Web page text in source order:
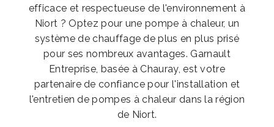
efficace et respectueuse de l'environnement à
Niort ? Optez pour une pompe à chaleur, un
système de chauffage de plus en plus prisé
pour ses nombreux avantages. Garnault
Entreprise, basée à Chauray, est votre
partenaire de confiance pour l'installation et
l'entretien de pompes à chaleur dans la région
de Niort.